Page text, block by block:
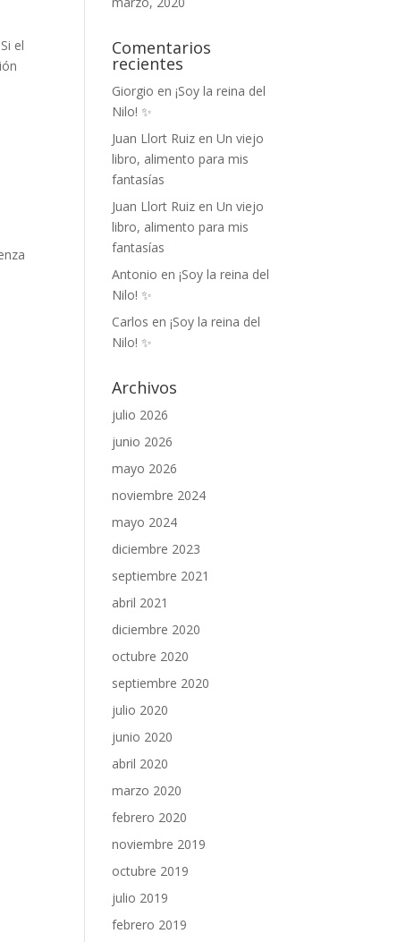
el
Comentarios
recientes
Giorgio en¡Soy la reina del
Nilo! ✨
Juan Llort Ruiz enUn viejo
libro, alimento para mis
fantasías
Juan Llort Ruiz enUn viejo
libro, alimento para mis
fantasías
Antonio en¡Soy la reina del
Nilo! ✨
Carlos en¡Soy la reina del
Nilo! ✨
Archivos
julio 2026
junio 2026
mayo 2026
noviembre 2024
mayo 2024
diciembre 2023
septiembre 2021
abril 2021
diciembre 2020
octubre 2020
septiembre 2020
julio 2020
junio 2020
abril 2020
marzo 2020
febrero 2020
noviembre 2019
octubre 2019
julio 2019
febrero 2019